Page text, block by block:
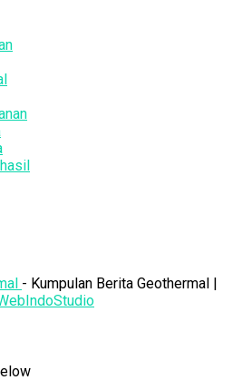
- Kumpulan Berita Geothermal |